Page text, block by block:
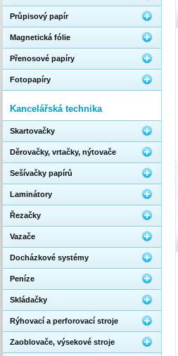
Průpisový papír
Magnetická fólie
Přenosové papíry
Fotopapíry
Kancelářská technika
Skartovačky
Děrovačky, vrtačky, nýtovače
Sešívačky papírů
Laminátory
Řezačky
Vazače
Docházkové systémy
Peníze
Skládačky
Rýhovací a perforovací stroje
Zaoblovače, výsekové stroje